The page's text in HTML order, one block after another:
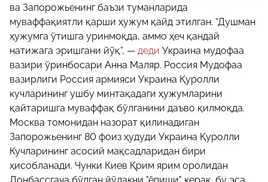
ва Запорожьенинг баъзи туманларида
муваффақиятли қарши ҳужум қайд этилган. “Душман
ҳужумга ўтишга уринмоқда, аммо ҳеч қандай
натижага эришгани йўқ”, — деди Украина мудофаа
вазири ўринбосари Aнна Маляр. Россия Мудофаа
вазирлиги Россия армияси Украина Қуролли
кучларининг ушбу минтақадаги ҳужумларини
қайтаришга муваффақ бўлганини даъво қилмоқда.
Москва томонидан назорат қилинадиган
Запорожьенинг 80 фоиз ҳудуди Украина Қуролли
Кучларининг асосий мақсадларидан бири
ҳисобланади. Чунки Киев Қрим ярим оролидан